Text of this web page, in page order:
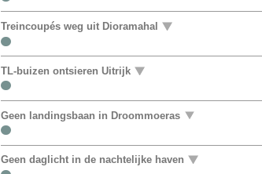
Treincoupés weg uit Dioramahal
TL-buizen ontsieren Uitrijk
Geen landingsbaan in Droommoeras
Geen daglicht in de nachtelijke haven